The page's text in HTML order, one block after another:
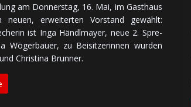
am Don­ners­tag, 16. Mai, im Gasthaus
neuen, er­wei­ter­ten Vor­stand ge­wählt:
ist Inga Händlmayer, neue 2. Spre­
Wögerbauer, zu Bei­sit­ze­rin­nen wur­den
Christina Brunner.